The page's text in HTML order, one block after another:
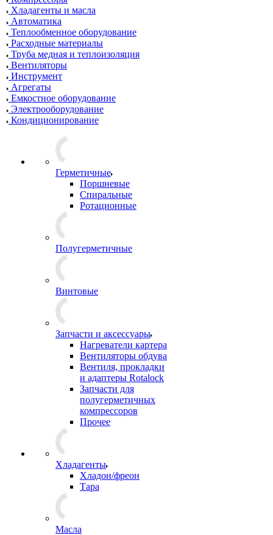
Хладагенты и масла
Автоматика
Теплообменное оборудование
Расходные материалы
Труба медная и теплоизоляция
Вентиляторы
Инструмент
Агрегаты
Емкостное оборудование
Электрооборудование
Кондиционирование
Герметичные
Поршневые
Спиральные
Ротационные
Полугерметичные
Винтовые
Запчасти и аксессуары
Нагреватели картера
Вентиляторы обдува
Вентиля, прокладки
и адаптеры Rotalock
Запчасти для
полугерметичных
компрессоров
Прочее
Хладагенты
Хладон/фреон
Тара
Масла